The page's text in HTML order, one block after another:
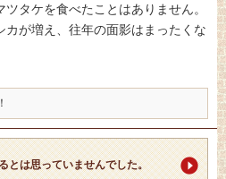
タケを食べたことはありません。
が増え、往年の面影はまったくな
とは思っていませんでした。